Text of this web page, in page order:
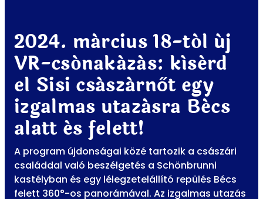
2024. március 18-tól új
VR-csónakázás: kísérd
el Sisi császárnőt egy
izgalmas utazásra Bécs
alatt és felett!
A program újdonságai közé tartozik a császári
családdal való beszélgetés a Schönbrunni
kastélyban és egy lélegzetelállító repülés Bécs
felett 360°-os panorámával. Az izgalmas utazás